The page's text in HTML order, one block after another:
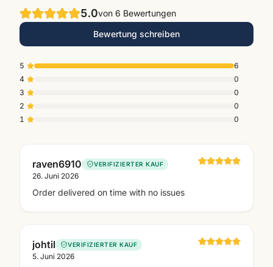
5.0von 6 Bewertungen
Bewertung schreiben
5
6
4
0
3
0
2
0
1
0
raven6910 VERIFIZIERTER KAUF
26. Juni 2026
Order delivered on time with no issues
johtil VERIFIZIERTER KAUF
5. Juni 2026